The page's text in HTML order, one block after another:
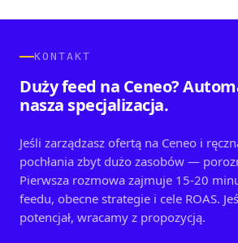
KONTAKT
Duży feed na Ceneo?
nasza specjalizacja.
Jeśli zarządzasz ofertą na Ceneo i
pochłania zbyt dużo zasobów —
Pierwsza rozmowa zajmuje 15-20
feedu, obecne strategie i cele ROAS.
potencjał, wracamy z propozycją.